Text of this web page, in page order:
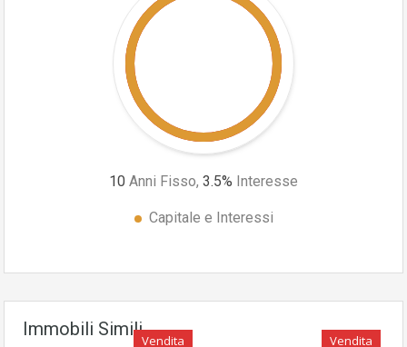
10 Anni Fisso, 3.5% Interesse
Capitale e Interessi
Immobili Simili
Vendita Vendita